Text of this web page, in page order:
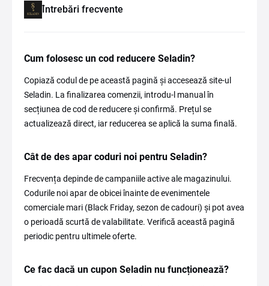
Întrebări frecvente
Cum folosesc un cod reducere Seladin?
Copiază codul de pe această pagină și accesează site-ul
Seladin. La finalizarea comenzii, introdu-l manual în
secțiunea de cod de reducere și confirmă. Prețul se
actualizează direct, iar reducerea se aplică la suma finală.
Cât de des apar coduri noi pentru Seladin?
Frecvența depinde de campaniile active ale magazinului.
Codurile noi apar de obicei înainte de evenimentele
comerciale mari (Black Friday, sezon de cadouri) și pot avea
o perioadă scurtă de valabilitate. Verifică această pagină
periodic pentru ultimele oferte.
Ce fac dacă un cupon Seladin nu funcționează?